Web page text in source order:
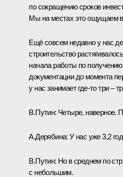
по сокращению сроков
Мы на местах это ощущаем
Ещё совсем недавно у нас
строительство
начала работы по
документации до момента
у нас занимает где-то три ‒
В.Путин: Четыре, наверное.
А.Дерябина:У нас уже 3,2
В.Путин: Но в среднем по
с небольшим.